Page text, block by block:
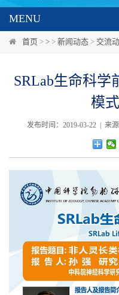
MENU
首页 > > > 新闻动态 > 交流
SRLab生命科学
模
发布时间：2019-03-22 | 来